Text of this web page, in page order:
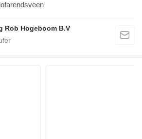
Rob Hogeboom B.V